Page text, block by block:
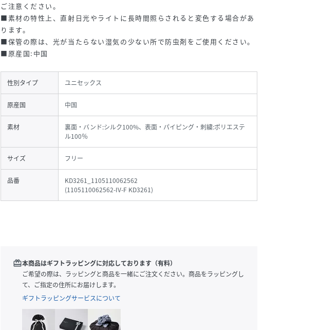
ご注意ください。
■素材の特性上、直射日光やライトに長時間照らされると変色する場合があ
ります。
■保管の際は、光が当たらない湿気の少ない所で防虫剤をご使用ください。
■原産国:中国
性別タイプ ユニセックス
原産国 中国
素材
裏面・バンド:シルク100%、表面・パイピング・刺繍:ポリエステ
ル100％
サイズ フリー
品番
KD3261_1105110062562
(1105110062562-IV-F KD3261)
redeem本商品はギフトラッピングに対応しております（有料）
ご希望の際は、ラッピングと商品を一緒にご注文ください。商品をラッピングし
て、ご指定の住所にお届けします。
ギフトラッピングサービスについて